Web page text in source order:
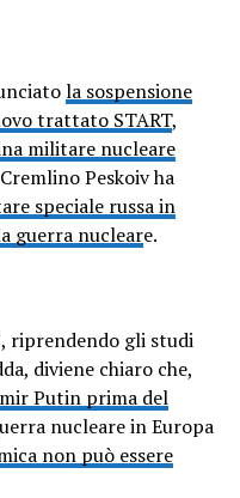
la sospensione
trattato START,
militare nucleare
Peskoiv ha
speciale russa in
guerra nucleare.
, riprendendo gli studi
diviene chiaro che,
Putin prima del
nucleare in Europa
non può essere